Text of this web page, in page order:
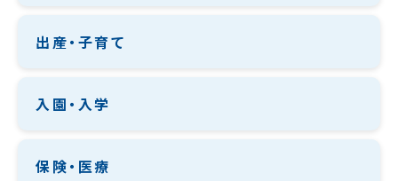
出産・子育て
入園・入学
保険・医療